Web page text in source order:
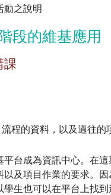
動之說明
段的維基應用
課
程的資料，以及過往的
台成為資訊中心。在
及項目作業的要求。
生也可以在平台上找